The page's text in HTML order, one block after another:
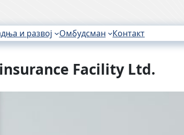
и развој Омбудсман Контакт
Facility Ltd.